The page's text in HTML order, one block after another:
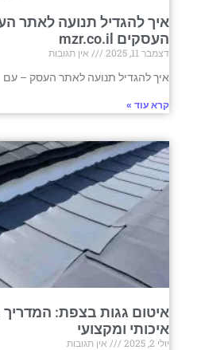
איך להגדיל תנועה לאתר
העסקים mzr.co.il
דצמבר 11, 2025
אין תגובות
איך להגדיל תנועה לאתר העסק – עם
קרא עוד »
איטום גגות בצפת:
איכותי ומקצועי
יולי 2, 2025
אין תגובות